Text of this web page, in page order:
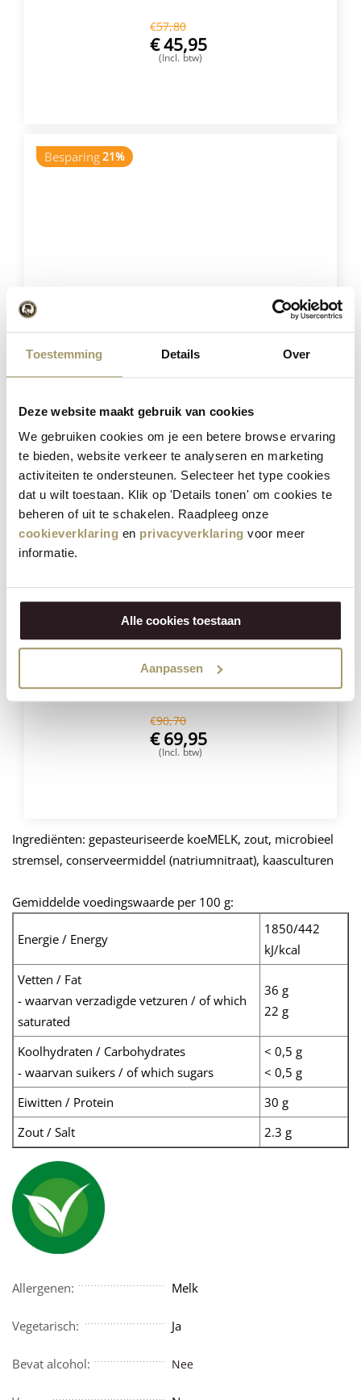
Toestemming Details Over
Deze website maakt gebruik van cookies
We gebruiken cookies om je een betere browse ervaring
te bieden, website verkeer te analyseren en marketing
activiteiten te ondersteunen. Selecteer het type cookies
dat u wilt toestaan. Klik op 'Details tonen' om cookies te
beheren of uit te schakelen. Raadpleeg onze
cookieverklaring en privacyverklaring voor meer
informatie.
Alle cookies toestaan
Aanpassen
€57,80
€45,95
(Incl. btw)
Besparing21%
(Incl. btw)
VOEG TOE
Besparing23%
Henri Willig Selectie van 6 Kazen
€90,70
€69,95
(Incl. btw)
Ingrediënten: gepasteuriseerde koeMELK, zout, microbieel
stremsel, conserveermiddel (natriumnitraat), kaasculturen
Gemiddelde voedingswaarde per 100 g:
Energie / Energy
1850/442
kJ/kcal
Vetten / Fat
- waarvan verzadigde vetzuren / of which
saturated
36 g
22 g
Koolhydraten / Carbohydrates
- waarvan suikers / of which sugars
< 0,5 g
< 0,5 g
Eiwitten / Protein
30 g
Zout / Salt
2.3 g
Allergenen: Melk
Vegetarisch: Ja
Bevat alcohol: Nee